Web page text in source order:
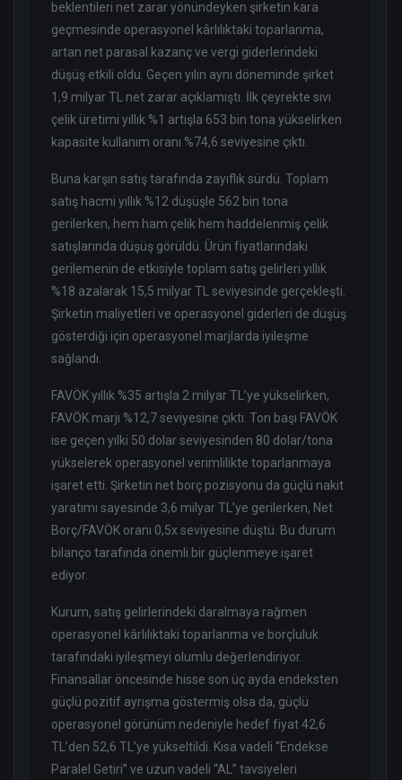
beklentileri net zarar yönündeyken şirketin kara
geçmesinde operasyonel kârlılıktaki toparlanma,
artan net parasal kazanç ve vergi giderlerindeki
düşüş etkili oldu. Geçen yılın aynı döneminde şirket
1,9 milyar TL net zarar açıklamıştı. İlk çeyrekte sıvı
çelik üretimi yıllık %1 artışla 653 bin tona yükselirken
kapasite kullanım oranı %74,6 seviyesine çıktı.
Buna karşın satış tarafında zayıflık sürdü. Toplam
satış hacmi yıllık %12 düşüşle 562 bin tona
gerilerken, hem ham çelik hem haddelenmiş çelik
satışlarında düşüş görüldü. Ürün fiyatlarındaki
gerilemenin de etkisiyle toplam satış gelirleri yıllık
%18 azalarak 15,5 milyar TL seviyesinde gerçekleşti.
Şirketin maliyetleri ve operasyonel giderleri de düşüş
gösterdiği için operasyonel marjlarda iyileşme
sağlandı.
FAVÖK yıllık %35 artışla 2 milyar TL’ye yükselirken,
FAVÖK marjı %12,7 seviyesine çıktı. Ton başı FAVÖK
ise geçen yılki 50 dolar seviyesinden 80 dolar/tona
yükselerek operasyonel verimlilikte toparlanmaya
işaret etti. Şirketin net borç pozisyonu da güçlü nakit
yaratımı sayesinde 3,6 milyar TL’ye gerilerken, Net
Borç/FAVÖK oranı 0,5x seviyesine düştü. Bu durum
bilanço tarafında önemli bir güçlenmeye işaret
ediyor.
Kurum, satış gelirlerindeki daralmaya rağmen
operasyonel kârlılıktaki toparlanma ve borçluluk
tarafındaki iyileşmeyi olumlu değerlendiriyor.
Finansallar öncesinde hisse son üç ayda endeksten
güçlü pozitif ayrışma göstermiş olsa da, güçlü
operasyonel görünüm nedeniyle hedef fiyat 42,6
TL’den 52,6 TL’ye yükseltildi. Kısa vadeli “Endekse
Paralel Getiri” ve uzun vadeli “AL” tavsiyeleri